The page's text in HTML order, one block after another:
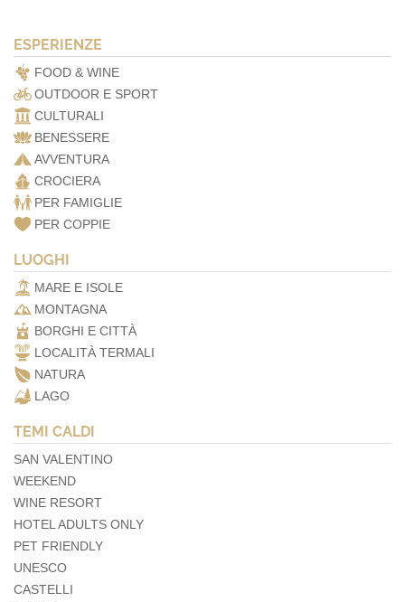
ESPERIENZE
FOOD & WINE
OUTDOOR E SPORT
CULTURALI
BENESSERE
AVVENTURA
CROCIERA
PER FAMIGLIE
PER COPPIE
LUOGHI
MARE E ISOLE
MONTAGNA
BORGHI E CITTÀ
LOCALITÀ TERMALI
NATURA
LAGO
TEMI CALDI
SAN VALENTINO
WEEKEND
WINE RESORT
HOTEL ADULTS ONLY
PET FRIENDLY
UNESCO
CASTELLI